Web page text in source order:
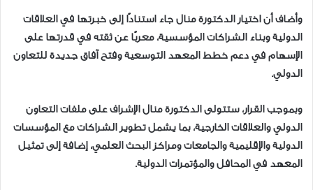
وأضاف أن اختيار الدكتورة منال جاء استنادًا إلى خبرتها في العلاقات
الدولية وبناء الشراكات المؤسسية، معربًا عن ثقته في قدرتها على
الإسهام في دعم خطط المعهد التوسعية وفتح آفاق جديدة للتعاون
الدولي.
وبموجب القرار، ستتولى الدكتورة منال الإشراف على ملفات التعاون
الدولي والعلاقات الخارجية، بما يشمل تطوير الشراكات مع المؤسسات
الدولية والإقليمية والجامعات ومراكز البحث العلمي، إضافة إلى تمثيل
المعهد في المحافل والمؤتمرات الدولية.